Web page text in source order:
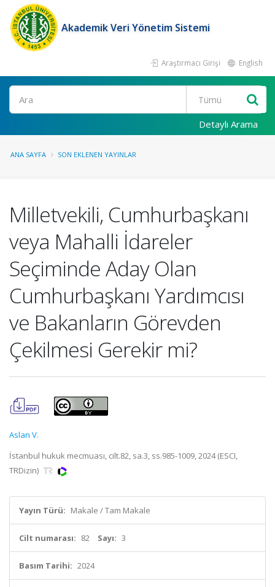
Akademik Veri Yönetim Sistemi
Araştırmacı Girişi English
Ara
Detaylı Arama
ANA SAYFA SON EKLENEN YAYINLAR
Milletvekili, Cumhurbaşkanı
veya Mahalli İdareler
Seçiminde Aday Olan
Cumhurbaşkanı Yardımcısı
ve Bakanların Görevden
Çekilmesi Gerekir mi?
Aslan V.
İstanbul hukuk mecmuası, cilt.82, sa.3, ss.985-1009, 2024 (ESCI,
TRDizin)
Yayın Türü: Makale / Tam Makale
Cilt numarası: 82 Sayı: 3
Basım Tarihi: 2024